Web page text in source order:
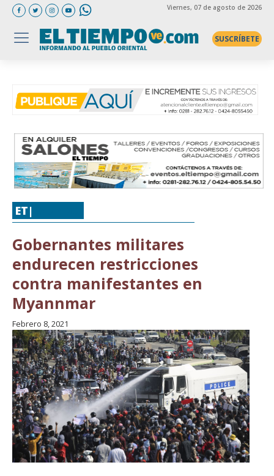
Viernes, 07 de agosto de 2026
SUSCRÍBETE
ET|
Gobernantes militares
endurecen restricciones
contra manifestantes en
Myannmar
Febrero 8, 2021